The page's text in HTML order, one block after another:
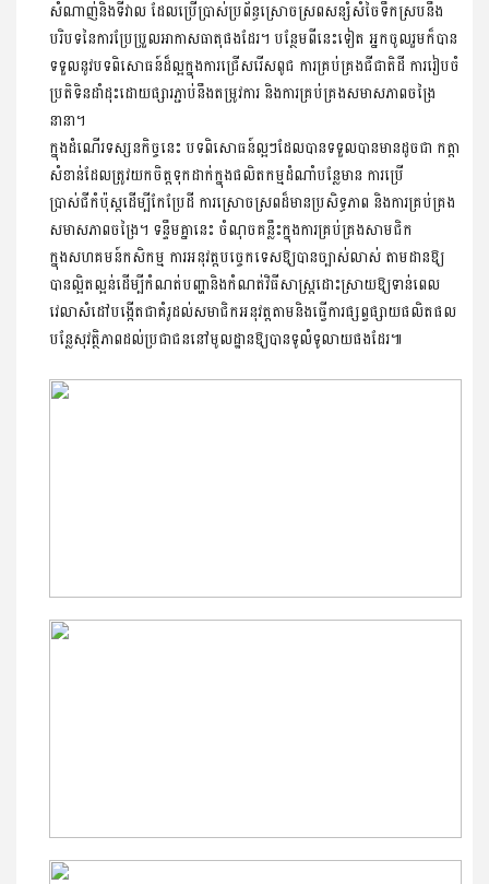
សំណាញ់និងទីវាល ដែលប្រើប្រាស់ប្រព័ន្ធស្រោចស្រពសន្សំសំចៃទឹកស្របនឹង
បរិបទនៃការប្រែប្រួលអាកាសធាតុផងដែរ។ បន្ថែមពីនេះទៀត អ្នកចូលរួមក៏បាន
ទទួលនូវបទពិសោធន៍ដ៏ល្អក្នុងការជ្រើសរើសពូជ ការគ្រប់គ្រងជីជាតិដី ការរៀបចំ
ប្រតិទិនដាំដុះដោយផ្សារភ្ជាប់នឹងតម្រូវការ និងការគ្រប់គ្រងសមាសភាពចង្រៃ
នានា។
ក្នុងដំណើរទស្សនកិច្ចនេះ បទពិសោធន៍ល្អៗដែលបានទទួលបានមានដូចជា កត្តា
សំខាន់ដែលត្រូវយកចិត្តទុកដាក់ក្នុងផលិតកម្មដំណាំបន្លែមាន ការប្រើ
ប្រាស់ជីកំប៉ុស្តដើម្បីកែប្រែដី ការស្រោចស្រពដ៏មានប្រសិទ្ធភាព និងការគ្រប់គ្រង
សមាសភាពចង្រៃ។ ទន្ទឹមគ្នានេះ ចំណុចគន្លឹះក្នុងការគ្រប់គ្រងសាមជិក
ក្នុងសហគមន៍កសិកម្ម ការអនុវត្តបច្ចេកទេសឱ្យបានច្បាស់លាស់ តាមដានឱ្យ
បានល្អិតល្អន់ដើម្បីកំណត់បញ្ហានិងកំណត់វិធីសាស្ត្រដោះស្រាយឱ្យទាន់ពេល
វេលាសំដៅបង្កើតជាគំរូដល់សមាជិកអនុវត្តតាមនិងធ្វើការផ្សព្វផ្សាយផលិតផល
បន្លែសុវត្ថិភាពដល់ប្រជាជននៅមូលដ្ឋានឱ្យបានទូលំទូលាយផងដែរ៕